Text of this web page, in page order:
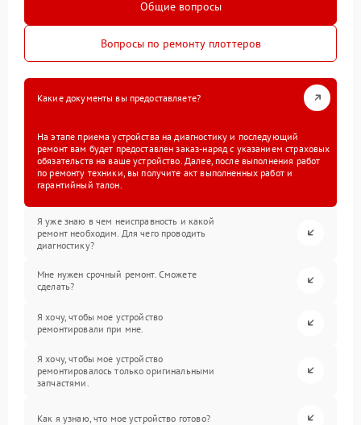
Общие вопросы
Вопросы по ремонту плоттеров
Какие документы вы предоставляете?
На этапе приема устройства на диагностику и последующий
ремонт вам будет предоставлен заказ-наряд с указанием страховых
обязательств на ваше устройство. Далее, после выполнения работ
по ремонту техники, вы получите акт выполненных работ и
гарантийный талон.
Я уже знаю в чем неисправность и какой
ремонт необходим. Для чего проводить
диагностику?
Мне нужен срочный ремонт. Сможете
сделать?
Я хочу, чтобы мое устройство
ремонтировали при мне.
Я хочу, чтобы мое устройство
ремонтировалось только оригинальными
запчастями.
Как я узнаю, что мое устройство готово?